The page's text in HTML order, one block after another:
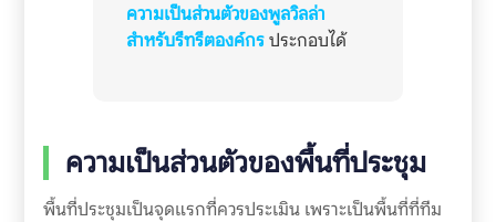
ความเป็นส่วนตัวของพูลวิลล่า
สำหรับรีทรีตองค์กรประกอบได้
ความเป็นส่วนตัวของพื้นที่ประชุม
พื้นที่ประชุมเป็นจุดแรกที่ควรประเมิน เพราะเป็นพื้นที่ที่ทีม